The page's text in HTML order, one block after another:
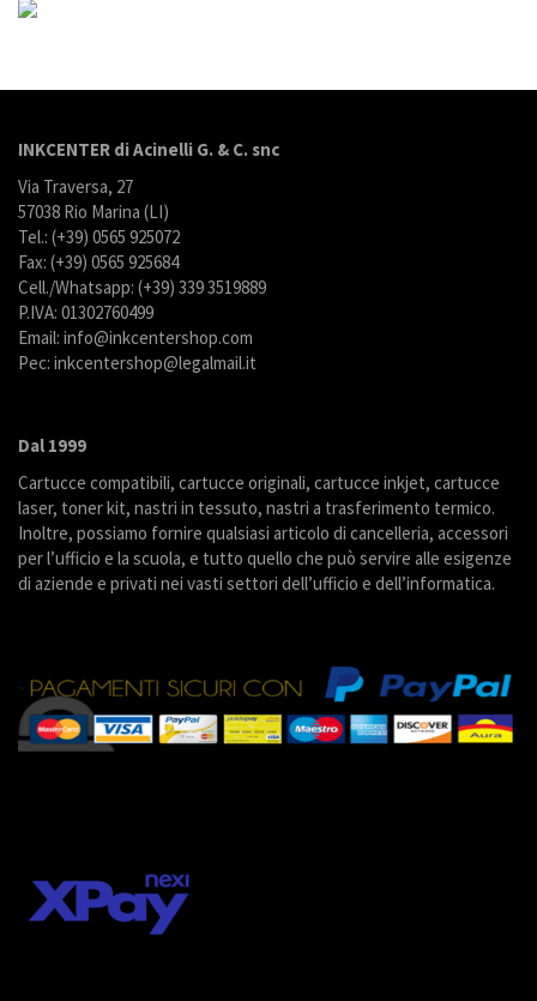
INKCENTER di Acinelli G. & C. snc
Via Traversa, 27
57038 Rio Marina (LI)
Tel.: (+39) 0565 925072
Fax: (+39) 0565 925684
Cell./Whatsapp: (+39) 339 3519889
P.IVA: 01302760499
Email: info@inkcentershop.com
Pec: inkcentershop@legalmail.it
Dal 1999
Cartucce compatibili, cartucce originali, cartucce inkjet, cartucce
laser, toner kit, nastri in tessuto, nastri a trasferimento termico.
Inoltre, possiamo fornire qualsiasi articolo di cancelleria, accessori
per l’ufficio e la scuola, e tutto quello che può servire alle esigenze
di aziende e privati nei vasti settori dell’ufficio e dell’informatica.